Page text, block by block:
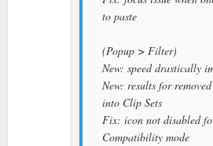
to paste
(Popup > Filter)
New: speed drastically
New: results for
into Clip Sets
Fix: icon not disabled
Compatibility mode